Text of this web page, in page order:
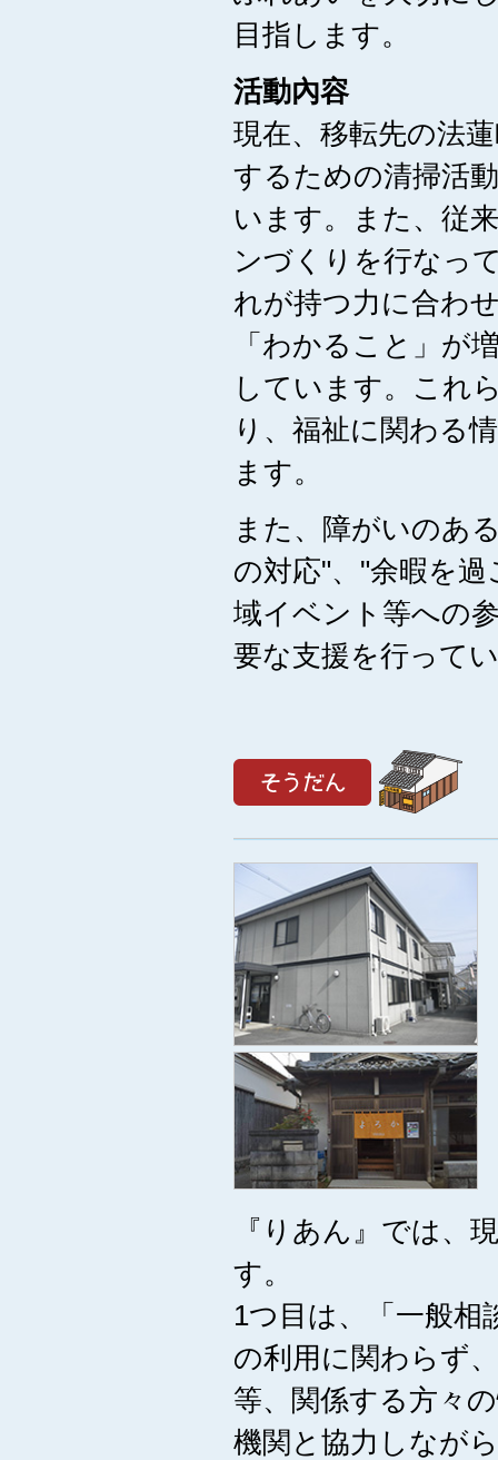
目指します。
活動內容
現在、移転先の法
するための清掃活
います。また、従
ンづくりを行なっ
れが持つ力に合わ
「わかること」が
しています。これ
り、福祉に関わる
ます。
また、障がいのあ
の対応"、"余暇を
域イベント等への
要な支援を行って
『りあん』では、
す。
1つ目は、「一般相
の利用に関わらず
等、関係する方々
機関と協力しなが